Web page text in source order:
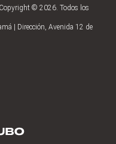
© 2026. Todos los
| Dirección, Avenida 12 de